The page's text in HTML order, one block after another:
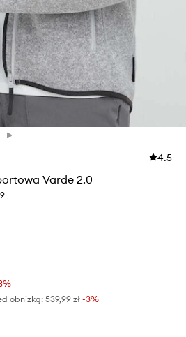
4.5
Varde 2.0
obniżką: 539,99 zł -3%